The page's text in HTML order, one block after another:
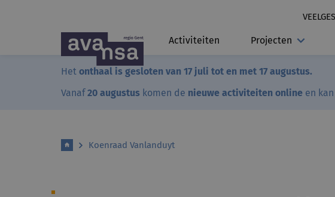
Activiteiten Projecten
Het onthaal is gesloten van 17 juli tot en met 17 augustus.
Vanaf20 augustus komen de nieuwe activiteiten online en
Koenraad Vanlanduyt